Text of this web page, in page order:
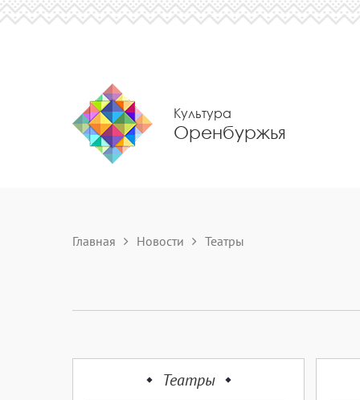
Культура
Оренбуржья
Главная Новости Театры
Театры